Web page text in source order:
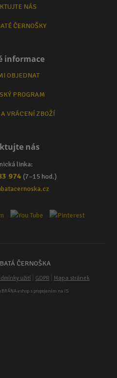
NÁS
ČERNOŠKY
informace
OBJEDNAT
PROGRAM
VRÁCENÍ ZBOŽÍ
nás
linka:
974 (7–15 hod.)
ČERNOŠKA
užití GDPR Mapa stránek
eshop s propojením na IS